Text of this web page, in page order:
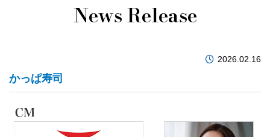
News Release
2026.02.16
かっぱ寿司